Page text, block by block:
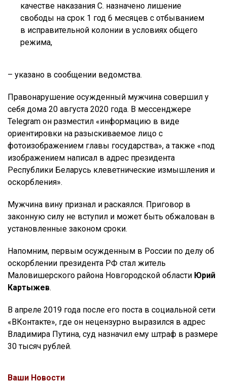
качестве наказания С. назначено лишение
свободы на срок 1 год 6 месяцев с отбыванием
в исправительной колонии в условиях общего
режима,
– указано в сообщении ведомства.
Правонарушение осужденный мужчина совершил у
себя дома 20 августа 2020 года. В мессенджере
Telegram он разместил «информацию в виде
ориентировки на разыскиваемое лицо с
фотоизображением главы государства», а также «под
изображением написал в адрес президента
Республики Беларусь клеветнические измышления и
оскорбления».
Мужчина вину признал и раскаялся. Приговор в
законную силу не вступил и может быть обжалован в
установленные законом сроки.
Напомним, первым осужденным в России по делу об
оскорблении президента РФ стал житель
Маловишерского района Новгородской области Юрий
Картыжев.
В апреле 2019 года после его поста в социальной сети
«ВКонтакте», где он нецензурно выразился в адрес
Владимира Путина, суд назначил ему штраф в размере
30 тысяч рублей.
Ваши Новости